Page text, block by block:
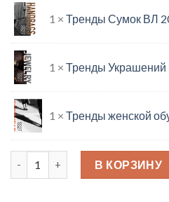
1 × Тренды Сумок ВЛ
1 × Тренды
1 × Тренды женской
Количество товара Комплект
В КОРЗИНУ